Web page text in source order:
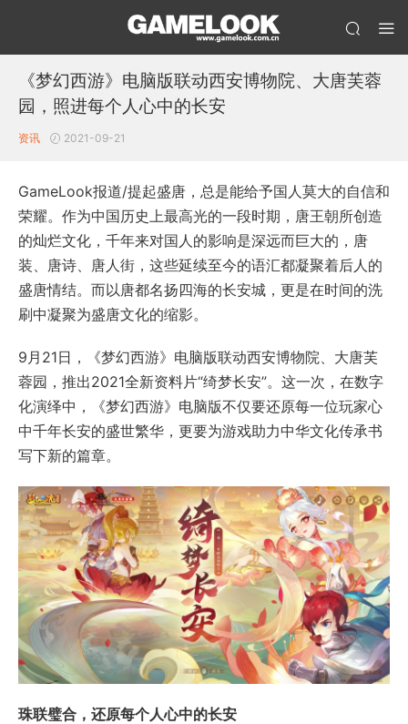
《梦幻西游》电脑版联动西安博物院、大唐芙蓉
园，照进每个人心中的长安
资讯 2021-09-21
GameLook报道/提起盛唐，总是能给予国人莫大的自信和
荣耀。作为中国历史上最高光的一段时期，唐王朝所创造
的灿烂文化，千年来对国人的影响是深远而巨大的，唐
装、唐诗、唐人街，这些延续至今的语汇都凝聚着后人的
盛唐情结。而以唐都名扬四海的长安城，更是在时间的洗
刷中凝聚为盛唐文化的缩影。
9月21日，《梦幻西游》电脑版联动西安博物院、大唐芙
蓉园，推出2021全新资料片“绮梦长安”。这一次，在数字
化演绎中，《梦幻西游》电脑版不仅要还原每一位玩家心
中千年长安的盛世繁华，更要为游戏助力中华文化传承书
写下新的篇章。
珠联璧合，还原每个人心中的长安